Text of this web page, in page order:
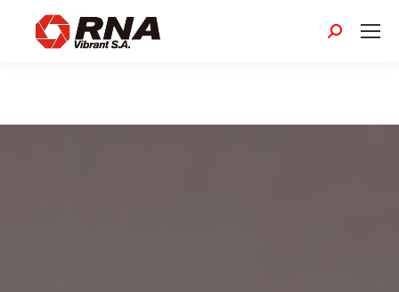
Buscar: